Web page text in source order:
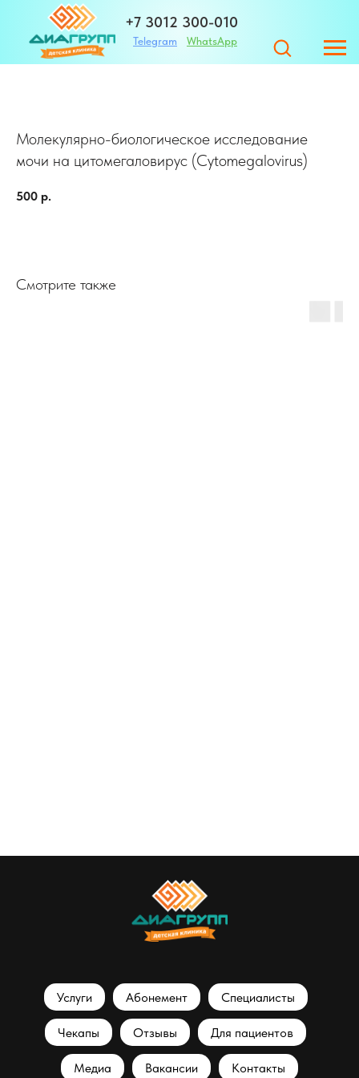
+7 3012 300-010
WhatsApp
Telegram
Адрес
Молекулярно-биологическое исследование
мочи на цитомегаловирус (Cytomegalovirus)
500 р.
Смотрите также
Услуги Абонемент Специалисты
Чекапы Отзывы Для пациентов
Медиа Вакансии Контакты